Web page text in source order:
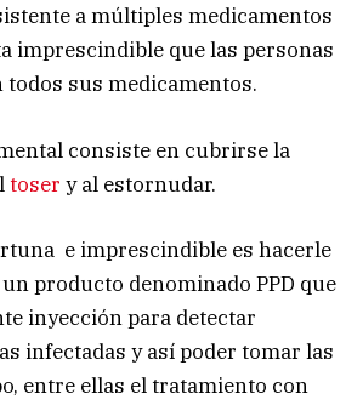
a múltiples medicamentos
imprescindible que las personas
todos sus medicamentos.
consiste en cubrirse la
toser y al estornudar.
e imprescindible es hacerle
producto denominado PPD que
inyección para detectar
infectadas y así poder tomar las
entre ellas el tratamiento con